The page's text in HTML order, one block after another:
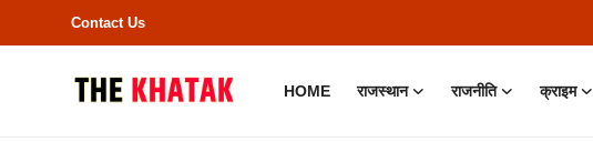
Contact Us
HOME राजस्थान राजनीति क्राइम